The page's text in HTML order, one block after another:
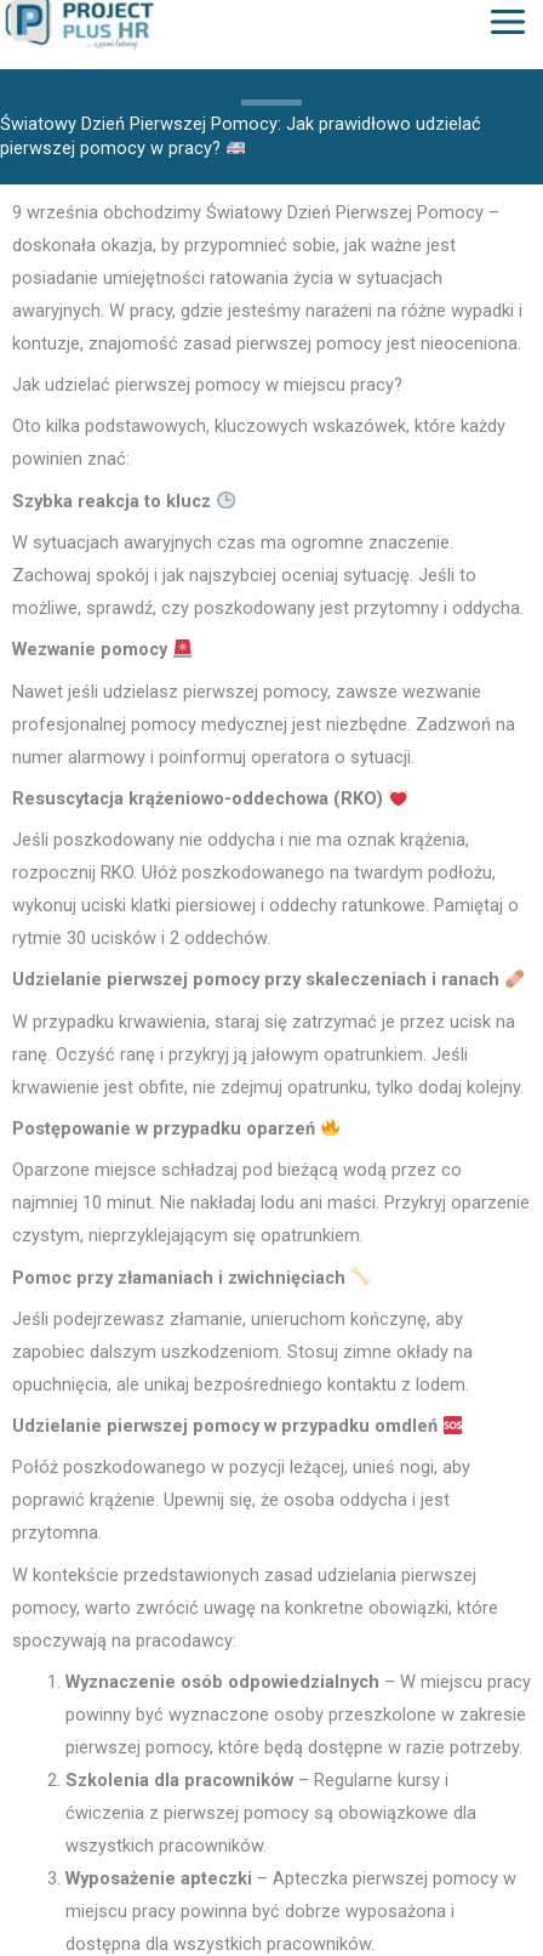
Światowy Dzień Pierwszej Pomocy: Jak prawidłowo udzielać
pierwszej pomocy w pracy?
9 września obchodzimy Światowy Dzień Pierwszej Pomocy –
doskonała okazja, by przypomnieć sobie, jak ważne jest
posiadanie umiejętności ratowania życia w sytuacjach
awaryjnych. W pracy, gdzie jesteśmy narażeni na różne wypadki i
kontuzje, znajomość zasad pierwszej pomocy jest nieoceniona.
Jak udzielać pierwszej pomocy w miejscu pracy?
Oto kilka podstawowych, kluczowych wskazówek, które każdy
powinien znać:
Szybka reakcja to klucz
W sytuacjach awaryjnych czas ma ogromne znaczenie.
Zachowaj spokój i jak najszybciej oceniaj sytuację. Jeśli to
możliwe, sprawdź, czy poszkodowany jest przytomny i oddycha.
Wezwanie pomocy
Nawet jeśli udzielasz pierwszej pomocy, zawsze wezwanie
profesjonalnej pomocy medycznej jest niezbędne. Zadzwoń na
numer alarmowy i poinformuj operatora o sytuacji.
Resuscytacja krążeniowo-oddechowa (RKO)
Jeśli poszkodowany nie oddycha i nie ma oznak krążenia,
rozpocznij RKO. Ułóż poszkodowanego na twardym podłożu,
wykonuj uciski klatki piersiowej i oddechy ratunkowe. Pamiętaj o
rytmie 30 ucisków i 2 oddechów.
Udzielanie pierwszej pomocy przy skaleczeniach i ranach
W przypadku krwawienia, staraj się zatrzymać je przez ucisk na
ranę. Oczyść ranę i przykryj ją jałowym opatrunkiem. Jeśli
krwawienie jest obfite, nie zdejmuj opatrunku, tylko dodaj kolejny.
Postępowanie w przypadku oparzeń
Oparzone miejsce schładzaj pod bieżącą wodą przez co
najmniej 10 minut. Nie nakładaj lodu ani maści. Przykryj oparzenie
czystym, nieprzyklejającym się opatrunkiem.
Pomoc przy złamaniach i zwichnięciach
Jeśli podejrzewasz złamanie, unieruchom kończynę, aby
zapobiec dalszym uszkodzeniom. Stosuj zimne okłady na
opuchnięcia, ale unikaj bezpośredniego kontaktu z lodem.
Udzielanie pierwszej pomocy w przypadku omdleń
Połóż poszkodowanego w pozycji leżącej, unieś nogi, aby
poprawić krążenie. Upewnij się, że osoba oddycha i jest
przytomna.
W kontekście przedstawionych zasad udzielania pierwszej
pomocy, warto zwrócić uwagę na konkretne obowiązki, które
spoczywają na pracodawcy:
Wyznaczenie osób odpowiedzialnych – W miejscu pracy
powinny być wyznaczone osoby przeszkolone w zakresie
pierwszej pomocy, które będą dostępne w razie potrzeby.
Szkolenia dla pracowników– Regularne kursy i
ćwiczenia z pierwszej pomocy są obowiązkowe dla
wszystkich pracowników.
Wyposażenie apteczki – Apteczka pierwszej pomocy w
miejscu pracy powinna być dobrze wyposażona i
dostępna dla wszystkich pracowników.